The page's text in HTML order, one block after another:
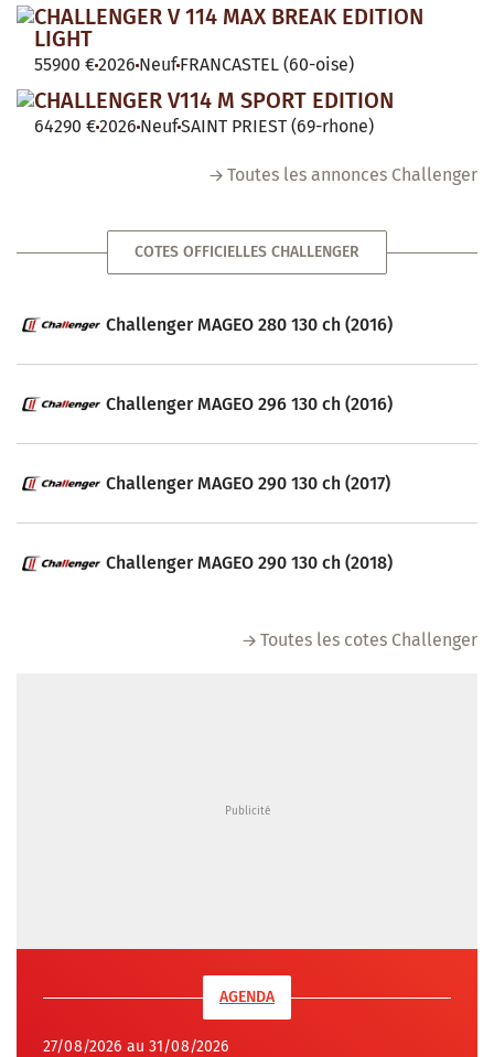
CHALLENGER V 114 MAX BREAK EDITION
LIGHT
55900 €2026 Neuf FRANCASTEL (60-oise)
CHALLENGER V114 M SPORT EDITION
64290 €2026 NeufSAINT PRIEST (69-rhone)
Toutes les annonces Challenger
COTES OFFICIELLES CHALLENGER
Challenger MAGEO 280 130 ch (2016)
Challenger MAGEO 296 130 ch (2016)
Challenger MAGEO 290 130 ch (2017)
Challenger MAGEO 290 130 ch (2018)
Toutes les cotes Challenger
AGENDA
27/08/2026 au 31/08/2026